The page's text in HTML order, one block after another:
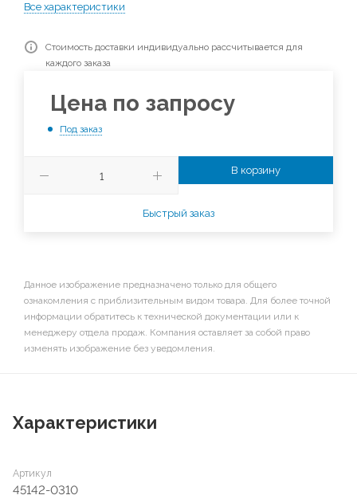
Все характеристики
Стоимость доставки индивидуально рассчитывается для
каждого заказа
Цена по запросу
Под заказ
В корзину
Быстрый заказ
Данное изображение предназначено только для общего
ознакомления с приблизительным видом товара. Для более точной
информации обратитесь к технической документации или к
менеджеру отдела продаж. Компания оставляет за собой право
изменять изображение без уведомления.
Характеристики
Артикул
45142-0310